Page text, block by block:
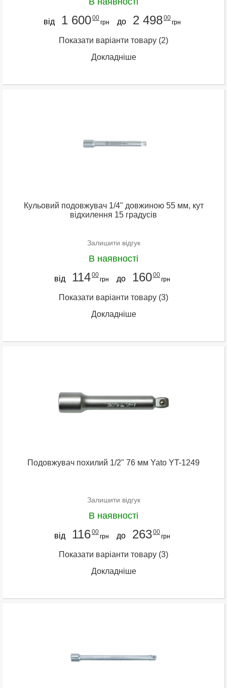
від 1 60000
грн до 2 49800
грн
Показати варіанти товару (2)
Докладніше
Кульовий подовжувач 1/4" довжиною 55 мм, кут
відхилення 15 градусів
Залишити відгук
В наявності
від 11400
грн до 16000
грн
Показати варіанти товару (3)
Докладніше
Подовжувач похилий 1/2" 76 мм Yato YT-1249
Залишити відгук
В наявності
від 11600
грн до 26300
грн
Показати варіанти товару (3)
Докладніше